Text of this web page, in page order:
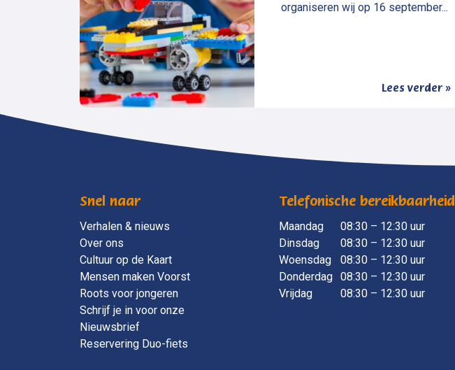
organiseren wij op 16 september...
Lees verder »
Snel naar
Verhalen & nieuws
Over ons
Cultuur op de Kaart
Mensen maken Voorst
Roots voor jongeren
Schrijf je in voor onze
Nieuwsbrief
Reservering Duo-fiets
Telefonische bereikbaarheid
Maandag
​ 08:30 – 12:30 uur
Dinsdag
08:30 – 12:30 uur
Woensdag
08:30 – 12:30 uur
Donderdag 08:30 – 12:30 uur
Vrijdag
08:30 – 12:30 uur